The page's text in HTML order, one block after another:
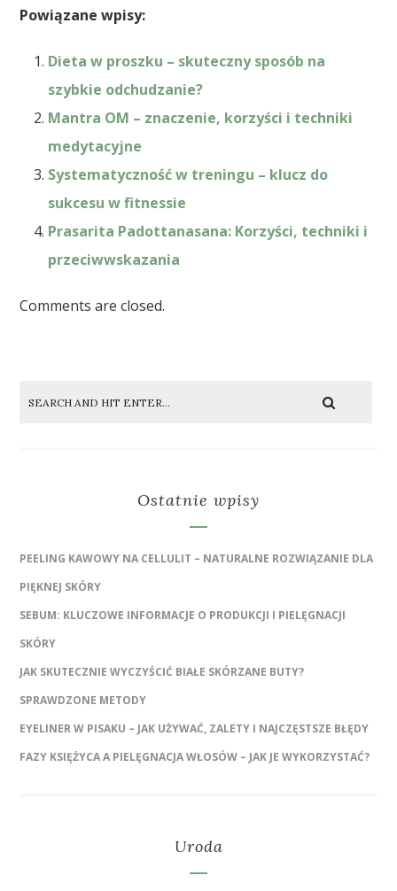
Powiązane wpisy:
Dieta w proszku – skuteczny sposób na
szybkie odchudzanie?
Mantra OM – znaczenie, korzyści i techniki
medytacyjne
Systematyczność w treningu – klucz do
sukcesu w fitnessie
Prasarita Padottanasana: Korzyści, techniki i
przeciwwskazania
Comments are closed.
Ostatnie wpisy
PEELING KAWOWY NA CELLULIT – NATURALNE ROZWIĄZANIE DLA
PIĘKNEJ SKÓRY
SEBUM: KLUCZOWE INFORMACJE O PRODUKCJI I PIELĘGNACJI
SKÓRY
JAK SKUTECZNIE WYCZYŚCIĆ BIAŁE SKÓRZANE BUTY?
SPRAWDZONE METODY
EYELINER W PISAKU – JAK UŻYWAĆ, ZALETY I NAJCZĘSTSZE BŁĘDY
FAZY KSIĘŻYCA A PIELĘGNACJA WŁOSÓW – JAK JE WYKORZYSTAĆ?
Uroda